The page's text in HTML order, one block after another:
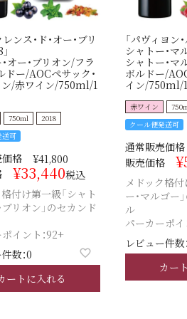
レンス・ド・オー・ブリ
オー・ブリオン/フラ
ドー/AOCペサック・
/赤ワイン/750ml/1
750ml
2018
送可
格 ¥41,800
¥33,440税込
付け第一級「シャト
ブリオン」のセカンド
イント：92+
数：0
ートに入れる
「パヴィヨン
シャトー・マ
シャトー・
ボルドー/
イン/750ml/
赤ワイン
クール便発送可
通常販売価格
販売価格
¥
メドック格付
ー・マルゴー
ル
パーカーポイ
レビュー件数
カー